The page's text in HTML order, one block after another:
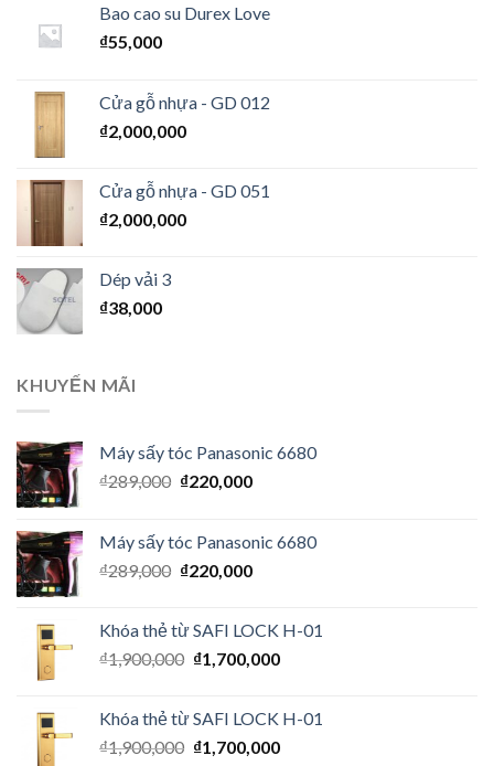
Bao cao su Durex Love
₫55,000
Cửa gỗ nhựa - GD 012
₫2,000,000
Cửa gỗ nhựa - GD 051
₫2,000,000
Dép vải 3
₫38,000
KHUYẾN MÃI
Máy sấy tóc Panasonic 6680
₫289,000 ₫220,000
Máy sấy tóc Panasonic 6680
₫289,000 ₫220,000
Khóa thẻ từ SAFI LOCK H-01
₫1,900,000 ₫1,700,000
Khóa thẻ từ SAFI LOCK H-01
₫1,900,000 ₫1,700,000